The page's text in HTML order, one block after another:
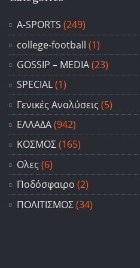
A-SPORTS (249)
college-football (1)
GOSSIP – ΜΕDIA(23)
SPECIAL(1)
Γενικές Αναλύσεις (5)
ΕΛΛΑΔΑ(942)
ΚΟΣΜΟΣ(165)
Ολες (6)
Ποδόσφαιρο (2)
ΠΟΛΙΤΙΣΜΟΣ(34)